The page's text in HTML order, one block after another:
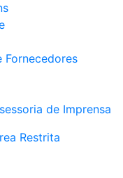
Fornecedores
de Imprensa
Restrita